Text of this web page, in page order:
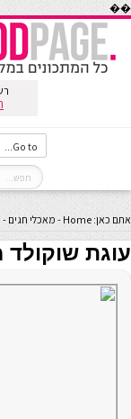
��
אתם כאן: Home
- מאכלי חגים -
עוגת שוקולד